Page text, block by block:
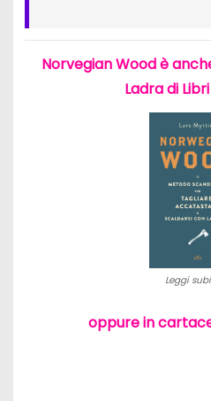
Norvegian Wood è
Ladra di
Leggi
oppure in